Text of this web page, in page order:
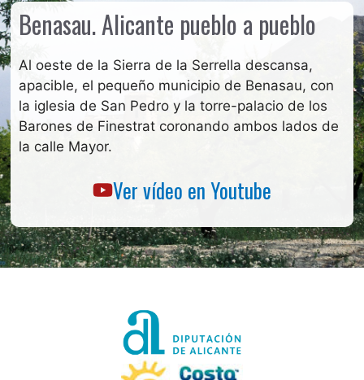
Benasau. Alicante pueblo a pueblo
Al oeste de la Sierra de la Serrella descansa,
apacible, el pequeño municipio de Benasau, con
la iglesia de San Pedro y la torre-palacio de los
Barones de Finestrat coronando ambos lados de
la calle Mayor.
Ver vídeo en Youtube